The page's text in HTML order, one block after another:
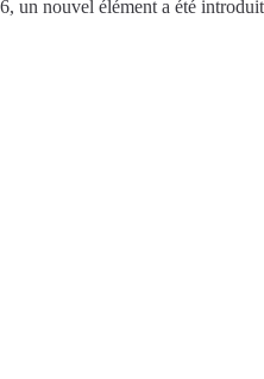
un nouvel élément a été